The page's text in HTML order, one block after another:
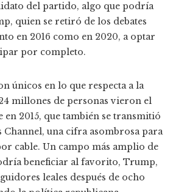
del partido, algo que podría
quien se retiró de los debates
en 2016 como en 2020, a optar
por completo.
únicos en lo que respecta a la
millones de personas vieron el
en 2015, que también se transmitió
Channel, una cifra asombrosa para
cable. Un campo más amplio de
beneficiar al favorito, Trump,
leales después de ocho